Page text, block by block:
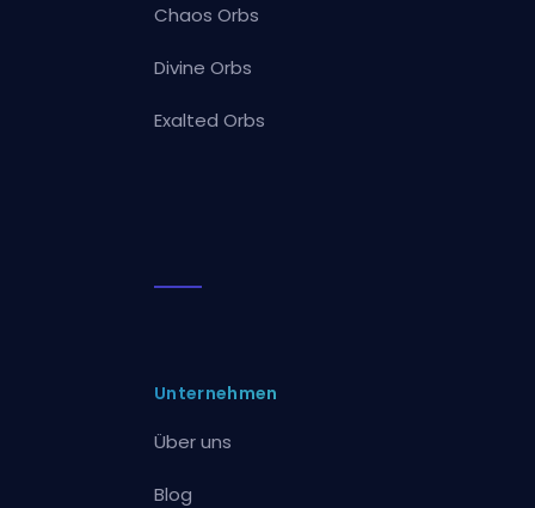
Chaos Orbs
Divine Orbs
Exalted Orbs
Unternehmen
Über uns
Blog